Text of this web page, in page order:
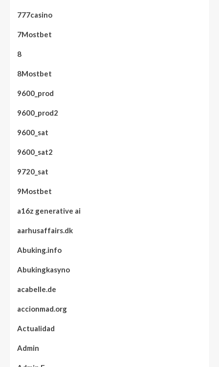
777casino
7Mostbet
8
8Mostbet
9600_prod
9600_prod2
9600_sat
9600_sat2
9720_sat
9Mostbet
a16z generative ai
aarhusaffairs.dk
Abuking.info
Abukingkasyno
acabelle.de
accionmad.org
Actualidad
Admin